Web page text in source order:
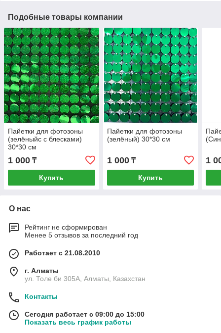
Подобные товары компании
Пайетки для фотозоны
(зелёныйс с блесками)
30*30 см
1 000 ₸
Купить
Пайетки для фотозоны
(зелёный) 30*30 см
1 000₸
Купить
1
О нас
Рейтинг не сформирован
Менее 5 отзывов за последний год
Работает с 21.08.2010
г. Алматы
ул. Толе би 305А, Алматы, Казахстан
Контакты
Сегодня работает с 09:00 до 15:00
Показать весь график работы